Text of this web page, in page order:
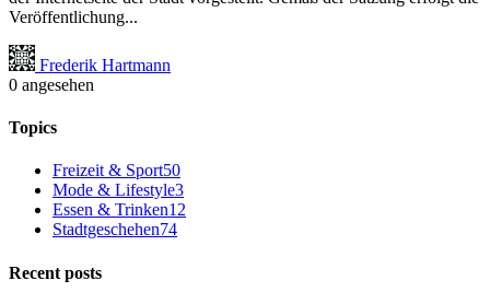
Veröffentlichung...
Frederik Hartmann
0 angesehen
Topics
Freizeit & Sport50
Mode & Lifestyle3
Essen & Trinken12
Stadtgeschehen74
Recent posts